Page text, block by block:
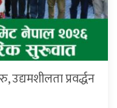
उद्यमशीलता प्रवर्द्धन